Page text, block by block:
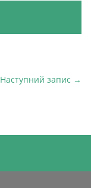
Наступний запис →